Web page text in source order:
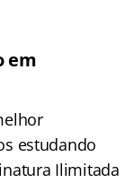
em
estudando
Ilimitada